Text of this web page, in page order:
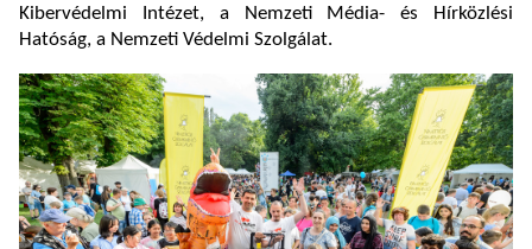
Kibervédelmi Intézet, a Nemzeti Média- és Hírközlési
Hatóság, a Nemzeti Védelmi Szolgálat.